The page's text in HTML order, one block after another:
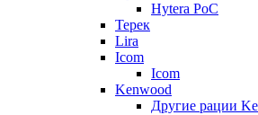
Hytera PoC
Терек
Lira
Icom
Icom
Kenwood
Другие рации